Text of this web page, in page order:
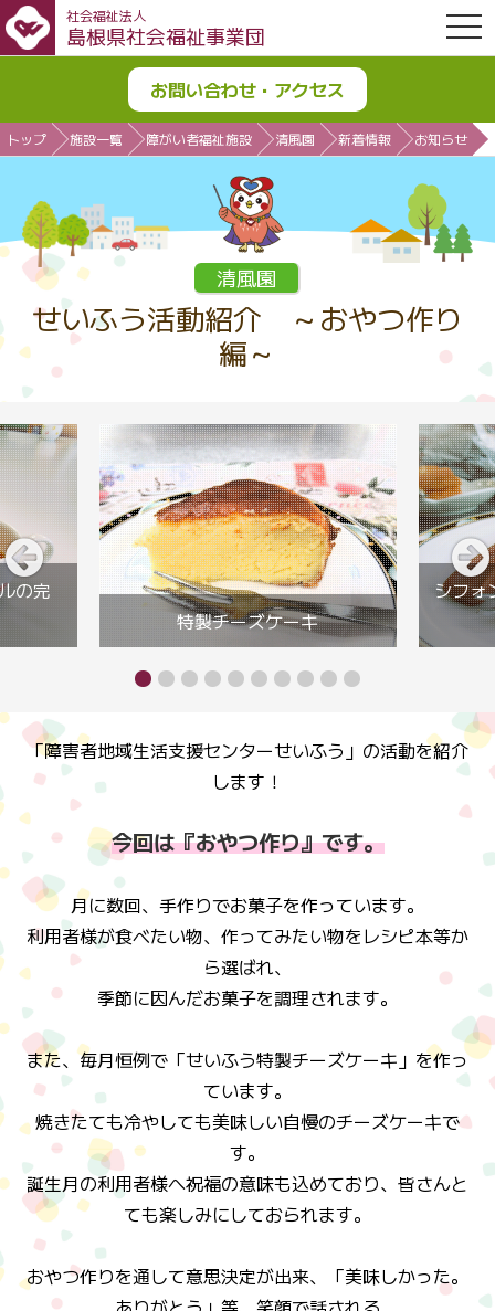
社会福祉法人
島根県社会福祉事業団
お問い合わせ・アクセス
トップ 施設一覧 障がい者福祉施設 清風園 新着情報 お知らせ
清風園
せいふう活動紹介 ～おやつ作り
編～
の完
特製チーズケーキ
シフォ
「障害者地域生活支援センターせいふう」の活動を紹介
します！
今回は『おやつ作り』です。
月に数回、手作りでお菓子を作っています。
利用者様が食べたい物、作ってみたい物をレシピ本等か
ら選ばれ、
季節に因んだお菓子を調理されます。
また、毎月恒例で「せいふう特製チーズケーキ」を作っ
ています。
焼きたても冷やしても美味しい自慢のチーズケーキで
す。
誕生月の利用者様へ祝福の意味も込めており、皆さんと
ても楽しみにしておられます。
おやつ作りを通して意思決定が出来、「美味しかった。